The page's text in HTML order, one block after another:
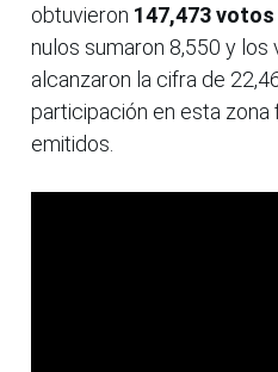
obtuvieron 147,473
nulos sumaron 8,550 y los
alcanzaron la cifra de
participación en esta
emitidos.